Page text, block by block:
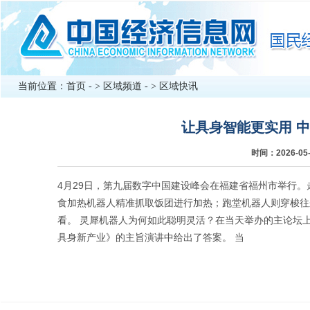
当前位置： 首页 - > 区域频道 - > 区域快讯
让具身智能更实用
时间：2026-
4月29日，第九届数字中国建设峰会在福建省福州市举行
食加热机器人精准抓取饭团进行加热；跑堂机器人则穿梭
看。 灵犀机器人为何如此聪明灵活？在当天举办的主论坛
具身新产业》的主旨演讲中给出了答案。 当